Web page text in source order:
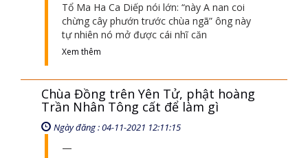
Tổ Ma Ha Ca Diếp nói lớn: “này A nan coi
chừng cây phướn trước chùa ngã” ông này
tự nhiên nó mở được cái nhĩ căn
Xem thêm
Chùa Đồng trên Yên Tử, phật hoàng
Trần Nhân Tông cất để làm gì
Ngày đăng : 04-11-2021 12:11:15